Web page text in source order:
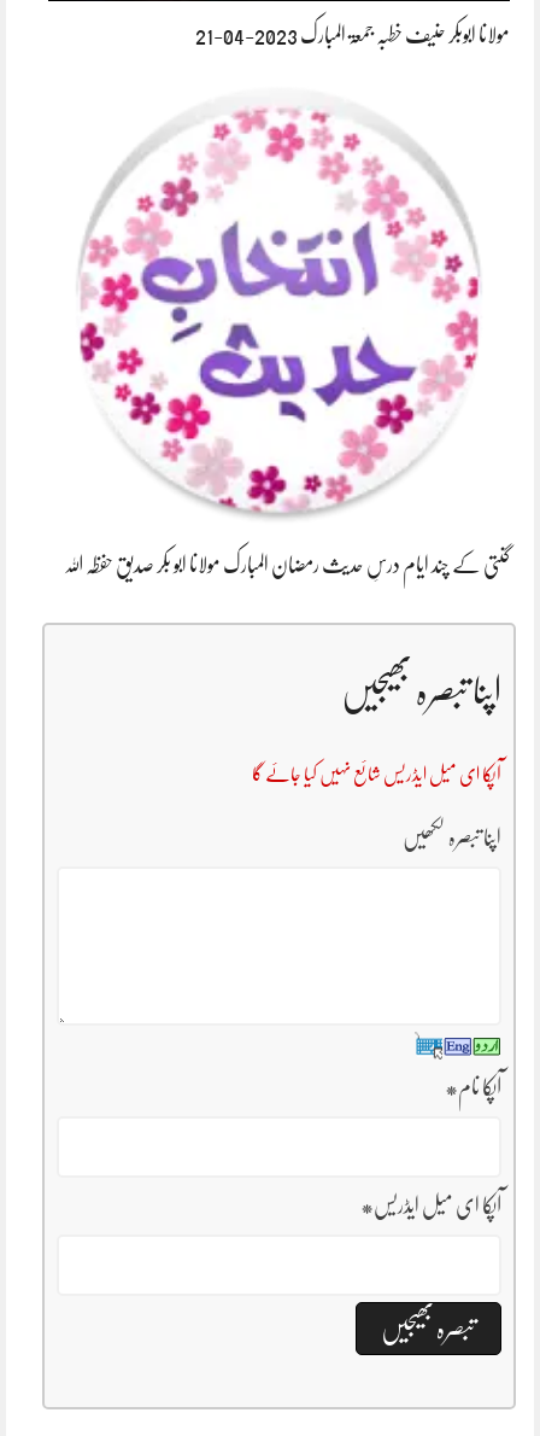
مولانا ابوبکر حنیف خطبہ جمعۃ المبارک 2023-04-21
گنتی کے چند ایام درسِ حدیث رمضان المبارک مولانا ابو بکر صدیق حفظہ اللہ
اپنا تبصرہ بھیجیں
آپکا ای میل ایڈریس شائع نہیں کیا جائے گا
اپنا تبصرہ لکھیں
آپکا نام*
آپکا ای میل ایڈریس*